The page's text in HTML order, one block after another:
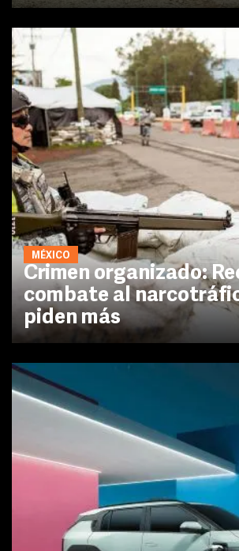
MÉXICO
Crimen organizado:
combate al
piden más